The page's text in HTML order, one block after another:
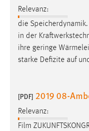
Relevanz:
die
in der
ihre geringe
starke Defizite auf
[PDF] 2019 08-
Relevanz:
Film